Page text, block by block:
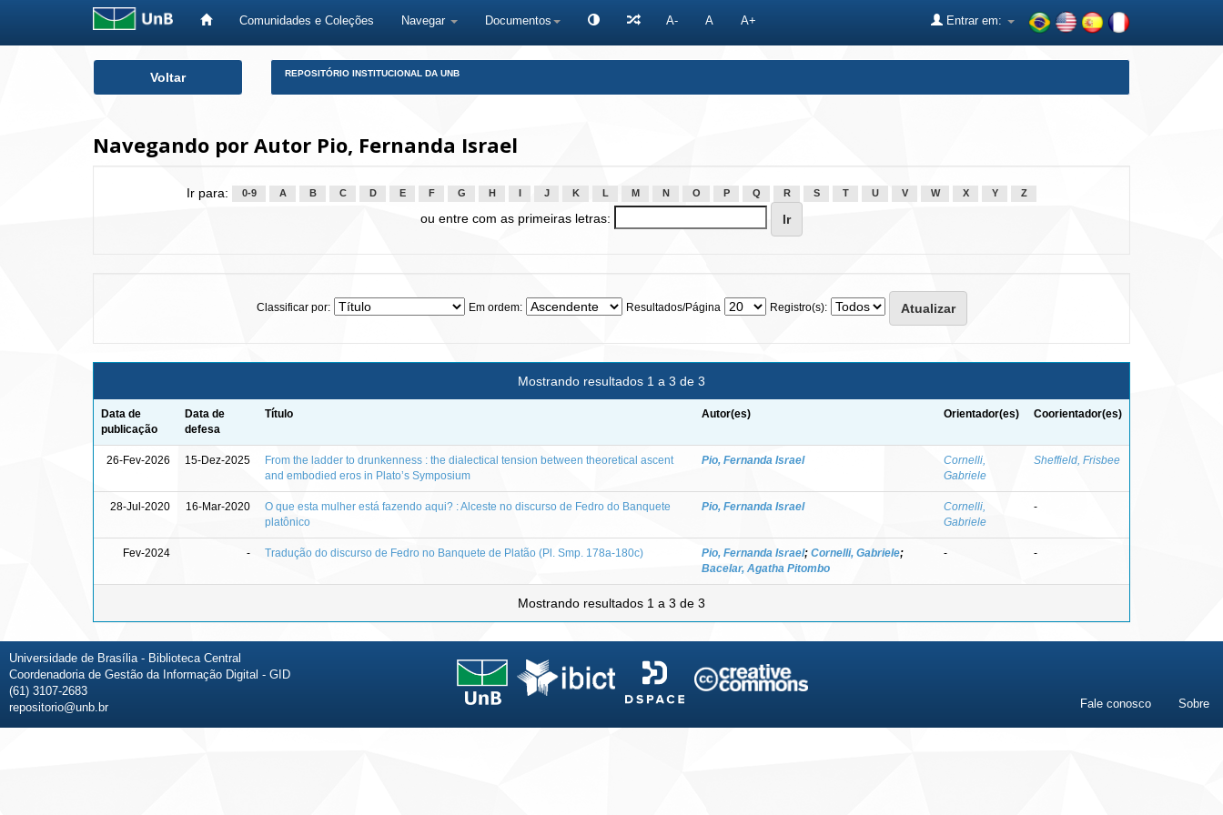
Comunidades e Coleções Navegar Documentos A- A A+ Entrar em:
Voltar REPOSITÓRIO INSTITUCIONAL DA UNB
Navegando por Autor Pio, Fernanda Israel
Ir para: 0-9 A B C D E F G H J K L M N O P Q R S T U V W X Y Z
ou entre com as primeiras letras:
Classificar por: Em ordem: Resultados/Página Registro(s):
Mostrando resultados 1 a 3 de 3
Data de
publicação
Data de
defesa
Título Autor(es) Orientador(es) Coorientador(es)
26-Fev-2026 15-Dez-2025
From the ladder to drunkenness : the dialectical tension between theoretical ascent
and embodied eros in Plato’s Symposium
Pio, Fernanda Israel
Cornelli,
Gabriele
Sheffield, Frisbee
28-Jul-2020 16-Mar-2020
O que esta mulher está fazendo aqui? : Alceste no discurso de Fedro do Banquete
platônico
Pio, Fernanda Israel
Cornelli,
Gabriele
-
Fev-2024 - Tradução do discurso de Fedro no Banquete de Platão (Pl. Smp. 178a-180c) Pio, Fernanda Israel; Cornelli, Gabriele;
Bacelar, Agatha Pitombo
- -
Mostrando resultados 1 a 3 de 3
Universidade de Brasília - Biblioteca Central
Coordenadoria de Gestão da Informação Digital - GID
(61) 3107-2683
repositorio@unb.br
Fale conosco Sobre